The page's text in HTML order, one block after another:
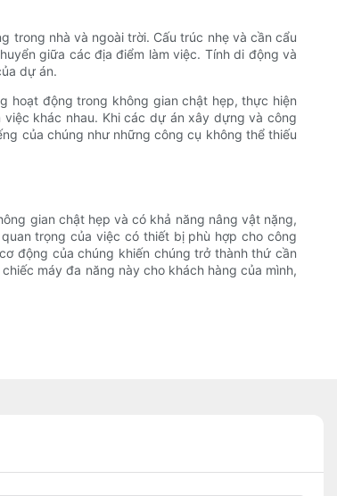
trong nhà và ngoài trời. Cấu trúc nhẹ và cần cẩu
giữa các địa điểm làm việc. Tính di động và
dự án.
hoạt động trong không gian chật hẹp, thực hiện
khác nhau. Khi các dự án xây dựng và công
của chúng như những công cụ không thể thiếu
gian chật hẹp và có khả năng nâng vật nặng,
trọng của việc có thiết bị phù hợp cho công
động của chúng khiến chúng trở thành thứ cần
máy đa năng này cho khách hàng của mình,